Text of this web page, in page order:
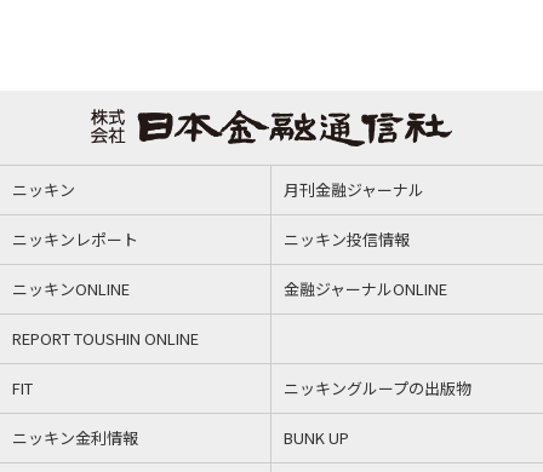
ニッキン 月刊金融ジャーナル
ニッキンレポート ニッキン投信情報
ニッキンONLINE 金融ジャーナルONLINE
REPORT TOUSHIN ONLINE
FIT ニッキングループの出版物
ニッキン金利情報 BUNK UP